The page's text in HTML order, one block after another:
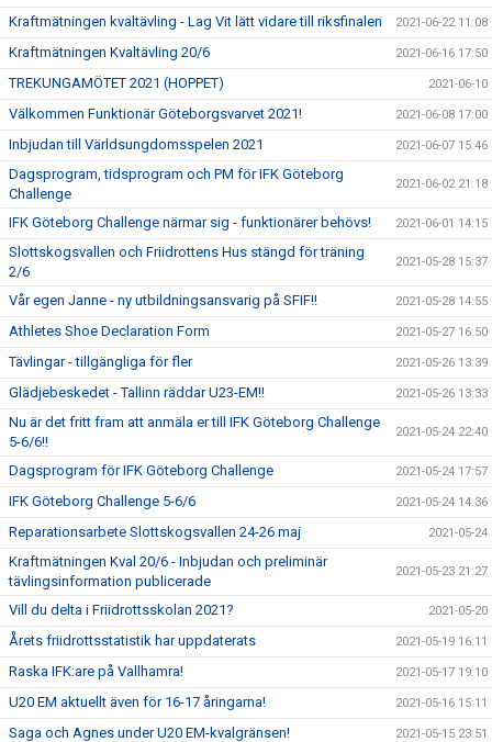
Kraftmätningen kvaltävling - Lag Vit lätt vidare till riksfinalen 2021-06-22 11:08
Kraftmätningen Kvaltävling 20/6 2021-06-16 17:50
TREKUNGAMÖTET 2021 (HOPPET) 2021-06-10
Välkommen Funktionär Göteborgsvarvet 2021! 2021-06-08 17:00
Inbjudan till Världsungdomsspelen 2021 2021-06-07 15:46
Dagsprogram, tidsprogram och PM för IFK Göteborg
Challenge
2021-06-02 21:18
IFK Göteborg Challenge närmar sig - funktionärer behövs! 2021-06-01 14:15
Slottskogsvallen och Friidrottens Hus stängd för träning
2/6
2021-05-28 15:37
Vår egen Janne - ny utbildningsansvarig på SFIF!! 2021-05-28 14:55
Athletes Shoe Declaration Form 2021-05-27 16:50
Tävlingar - tillgängliga för fler 2021-05-26 13:39
Glädjebeskedet - Tallinn räddar U23-EM!! 2021-05-26 13:33
Nu är det fritt fram att anmäla er till IFK Göteborg Challenge
5-6/6!!
2021-05-24 22:40
Dagsprogram för IFK Göteborg Challenge 2021-05-24 17:57
IFK Göteborg Challenge 5-6/6 2021-05-24 14:36
Reparationsarbete Slottskogsvallen 24-26 maj 2021-05-24
Kraftmätningen Kval 20/6 - Inbjudan och preliminär
tävlingsinformation publicerade
2021-05-23 21:27
Vill du delta i Friidrottsskolan 2021? 2021-05-20
Årets friidrottsstatistik har uppdaterats 2021-05-19 16:11
Raska IFK:are på Vallhamra! 2021-05-17 19:10
U20 EM aktuellt även för 16-17 åringarna! 2021-05-16 15:11
Saga och Agnes under U20 EM-kvalgränsen! 2021-05-15 23:51